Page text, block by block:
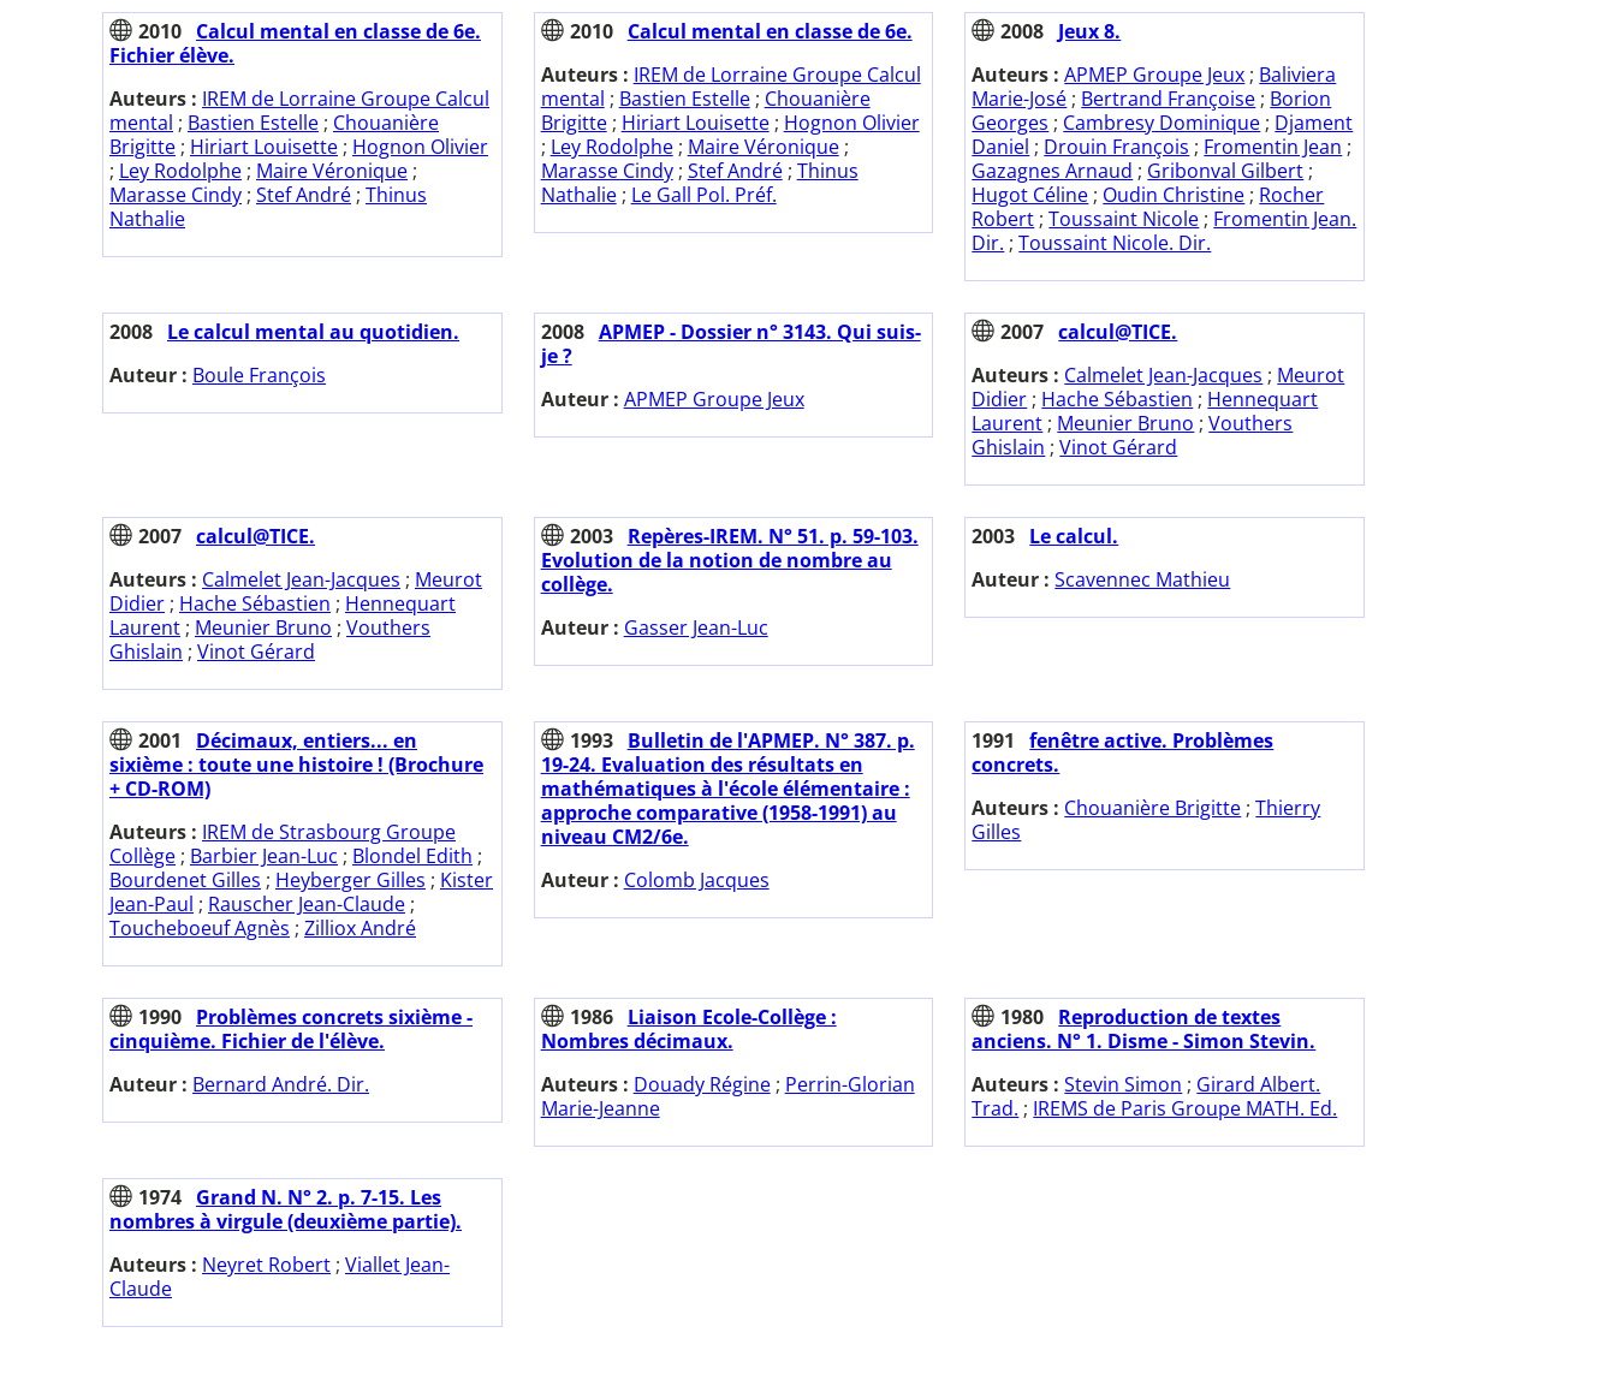
2010 Calcul mental en classe de 6e.
Fichier élève.
Auteurs : IREM de Lorraine Groupe Calcul
mental ; Bastien Estelle ; Chouanière
Brigitte ; Hiriart Louisette ; Hognon Olivier
; Ley Rodolphe ; Maire Véronique ;
Marasse Cindy ; Stef André ; Thinus
Nathalie
2010
Calcul mental en classe de 6e.
Auteurs : IREM de Lorraine Groupe Calcul
mental ; Bastien Estelle; Chouanière
Brigitte; Hiriart Louisette; Hognon Olivier
; Ley Rodolphe; Maire Véronique;
Marasse Cindy; Stef André; Thinus
Nathalie; Le Gall Pol. Préf.
2008 Jeux 8.
Auteurs :APMEP Groupe Jeux ; Baliviera
Marie-José ; Bertrand Françoise ; Borion
Georges ; Cambresy Dominique ; Djament
Daniel ; Drouin François ; Fromentin Jean ;
Gazagnes Arnaud ; Gribonval Gilbert ;
Hugot Céline ; Oudin Christine ; Rocher
Robert ;Toussaint Nicole ; Fromentin Jean.
Dir. ;Toussaint Nicole. Dir.
2008 Le calcul mental au quotidien.
Auteur : Boule François
2008 APMEP - Dossier n° 3143. Qui suis-
je ?
Auteur : APMEP Groupe Jeux
2007 calcul@TICE.
Auteurs : Calmelet Jean-Jacques ; Meurot
Didier ; Hache Sébastien ; Hennequart
Laurent ; Meunier Bruno ;Vouthers
Ghislain ;Vinot Gérard
2007 calcul@TICE.
Auteurs : Calmelet Jean-Jacques ; Meurot
Didier ; Hache Sébastien ; Hennequart
Laurent ; Meunier Bruno ; Vouthers
Ghislain ; Vinot Gérard
2003
Repères-IREM. N° 51. p. 59-103.
Evolution de la notion de nombre au
collège.
Auteur : Gasser Jean-Luc
2003 Le calcul.
Auteur :Scavennec Mathieu
2001
Décimaux, entiers... en
sixième : toute une histoire ! (Brochure
+ CD-ROM)
Auteurs : IREM de Strasbourg Groupe
Collège ; Barbier Jean-Luc ; Blondel Edith ;
Bourdenet Gilles ; Heyberger Gilles ; Kister
Jean-Paul ; Rauscher Jean-Claude ;
Toucheboeuf Agnès ; Zilliox André
1993
Bulletin de l'APMEP. N° 387. p.
19-24. Evaluation des résultats en
mathématiques à l'école élémentaire :
approche comparative (1958-1991) au
niveau CM2/6e.
Auteur : Colomb Jacques
1991
fenêtre active. Problèmes
concrets.
Auteurs : Chouanière Brigitte ;Thierry
Gilles
1990 Problèmes concrets sixième -
cinquième. Fichier de l'élève.
Auteur : Bernard André. Dir.
1986
Liaison Ecole-Collège :
Nombres décimaux.
Auteurs : Douady Régine; Perrin-Glorian
Marie-Jeanne
1980 Reproduction de textes
anciens. N° 1. Disme - Simon Stevin.
Auteurs :Stevin Simon ; Girard Albert.
Trad. ; IREMS de Paris Groupe MATH. Ed.
1974 Grand N. N° 2. p. 7-15. Les
nombres à virgule (deuxième partie).
Auteurs : Neyret Robert ; Viallet Jean-
Claude